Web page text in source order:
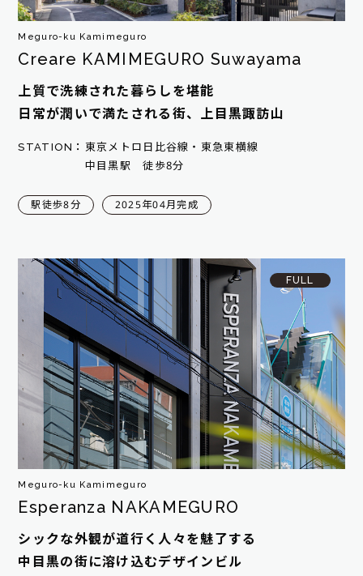
Meguro-ku Kamimeguro
Creare KAMIMEGURO Suwayama
上質で洗練された暮らしを堪能
日常が潤いで満たされる街、上目黒諏訪山
STATION： 東京メトロ日比谷線・東急東横線
中目黒駅 徒歩8分
駅徒歩8分 2025年04月完成
FULL
Meguro-ku Kamimeguro
Esperanza NAKAMEGURO
シックな外観が道行く人々を魅了する
中目黒の街に溶け込むデザインビル